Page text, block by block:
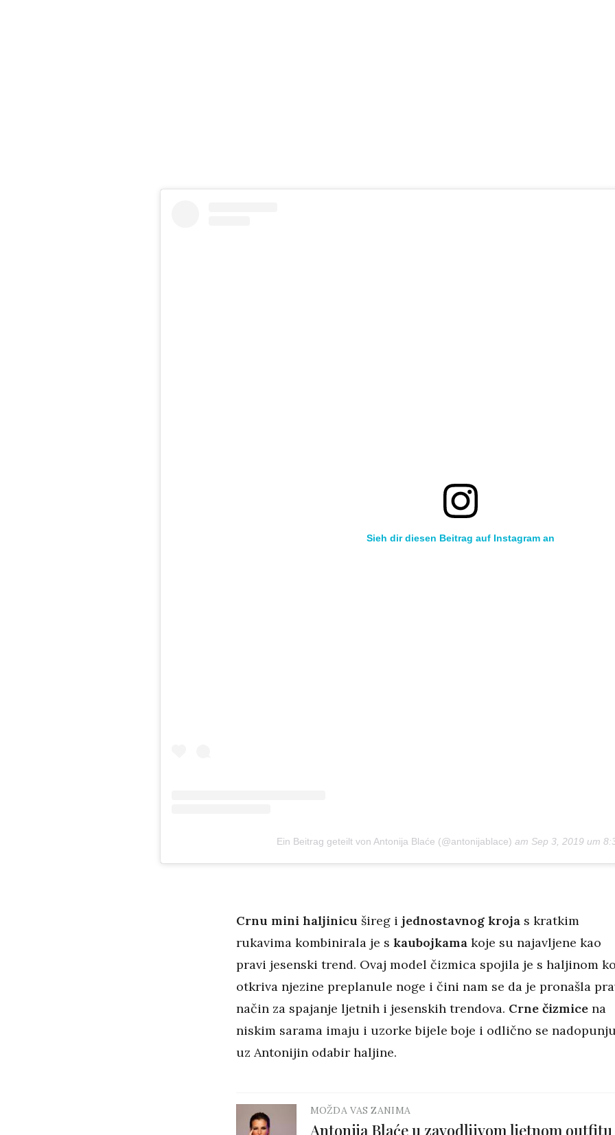
Sieh dir diesen Beitrag auf Instagram an
Ein Beitrag geteilt von Antonija Blaće (@antonijablace) am Sep 3, 2019 um
Crnu mini haljinicu šireg i jednostavnog kroja s kratkim
rukavima kombinirala je s kaubojkama koje su najavljene kao
pravi jesenski trend. Ovaj model čizmica spojila je s haljinom
otkriva njezine preplanule noge i čini nam se da je pronašla
način za spajanje ljetnih i jesenskih trendova. Crne čizmicena
niskim sarama imaju i uzorke bijele boje i odlično se
uz Antonijin odabir haljine.
MOŽDA VAS ZANIMA
Antonija Blaće u zavodljivom ljetnom